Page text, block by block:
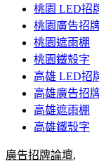
桃園 LED招
桃園廣告招
桃園遮雨棚
桃園鐵殼字
高雄 LED招
高雄廣告招
高雄遮雨棚
高雄鐵殼字
廣告招牌論壇,